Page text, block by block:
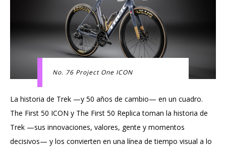
No. 76 Project One ICON
La historia de Trek —y 50 años de cambio— en un cuadro.
The First 50 ICON y The First 50 Replica toman la historia de
Trek —sus innovaciones, valores, gente y momentos
decisivos— y los convierten en una línea de tiempo visual a lo